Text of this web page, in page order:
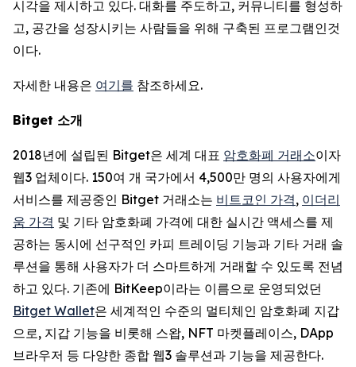
시각을 제시하고 있다. 대화를 주도하고, 커뮤니티를 형성하
고, 공간을 성장시키는 사람들을 위해 구축된 프로그램인것
이다.
자세한 내용은 여기를 참조하세요.
Bitget 소개
2018년에 설립된 Bitget은 세계 대표 암호화폐 거래소이자
웹3 업체이다. 150여 개 국가에서 4,500만 명의 사용자에게
서비스를 제공중인 Bitget 거래소는 비트코인 가격, 이더리
움 가격 및 기타 암호화폐 가격에 대한 실시간 액세스를 제
공하는 동시에 선구적인 카피 트레이딩 기능과 기타 거래 솔
루션을 통해 사용자가 더 스마트하게 거래할 수 있도록 전념
하고 있다. 기존에 BitKeep이라는 이름으로 운영되었던
Bitget Wallet은 세계적인 수준의 멀티체인 암호화폐 지갑
으로, 지갑 기능을 비롯해 스왑, NFT 마켓플레이스, DApp
브라우저 등 다양한 종합 웹3 솔루션과 기능을 제공한다.